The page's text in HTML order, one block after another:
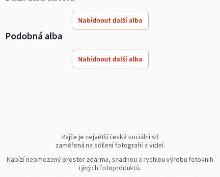
Nabídnout další alba
Podobná alba
Nabídnout další alba
Rajče je největší česká sociální síť
zaměřená na sdílení fotografií a videí.
Nabízí neomezený prostor zdarma, snadnou a rychlou výrobu fotoknih
i jiných fotoproduktů.